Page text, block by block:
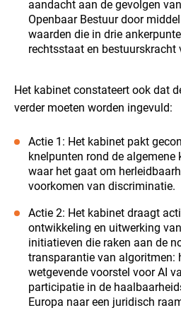
aandacht aan de gevolgen
Openbaar Bestuur door
waarden die in drie
rechtsstaat en bestuurskracht
Het kabinet constateert ook dat
verder moeten worden ingevuld:
Actie 1: Het kabinet pakt
knelpunten rond de algemene
waar het gaat om
voorkomen van discriminatie.
Actie 2: Het kabinet draagt
ontwikkeling en uitwerking
initiatieven die raken aan de
transparantie van algoritmen:
wetgevende voorstel voor AI
participatie in de
Europa naar een juridisch